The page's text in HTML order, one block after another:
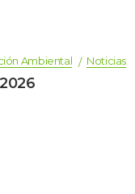
Ambiental Noticia